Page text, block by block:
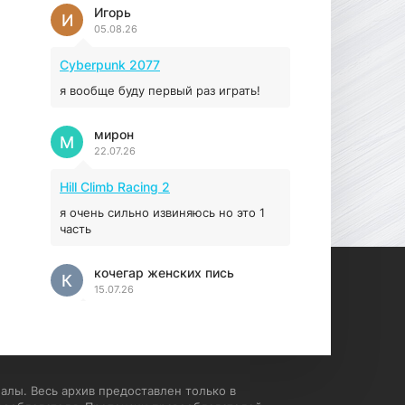
Prey
16.95 ГБ
Игорь
05.08.26
И
Cyberpunk 2077
я вообще буду первый раз играть!
мирон
22.07.26
М
Hill Climb Racing 2
я очень сильно извиняюсь но это 1
часть
кочегар женских пись
15.07.26
К
напишите блять на пк с
Весь архив предоставлен только в